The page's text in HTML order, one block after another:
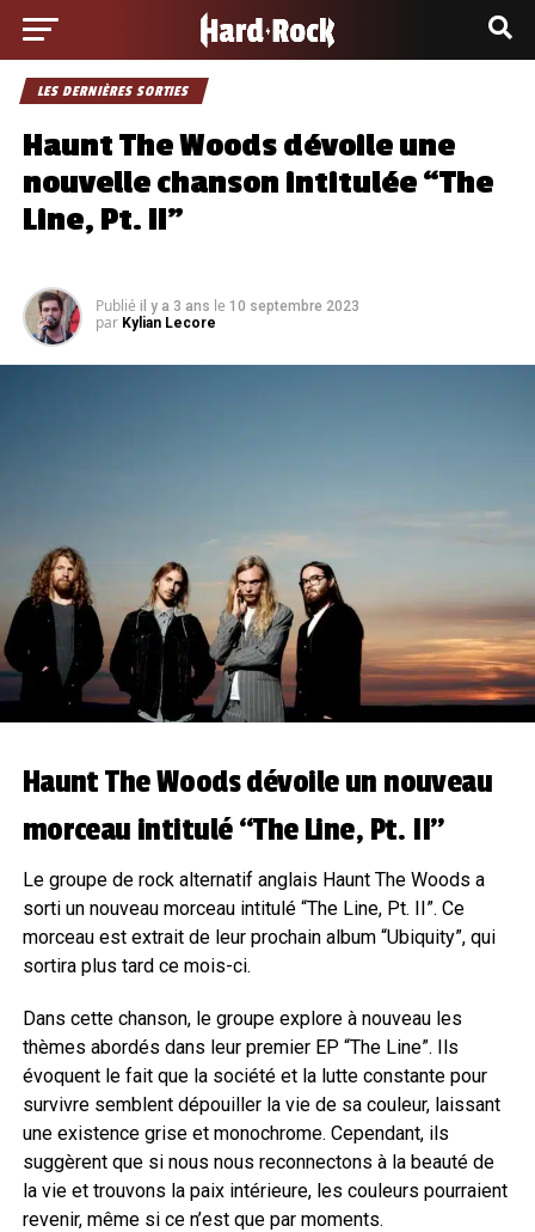
LES DERNIÈRES SORTIES
Haunt The Woods dévoile une
nouvelle chanson intitulée “The
Line, Pt. II”
Publié il y a 3 ans le 10 septembre 2023
par Kylian Lecore
Haunt The Woods dévoile un nouveau
morceau intitulé “The Line, Pt. II”
Le groupe de rock alternatif anglais Haunt The Woods a
sorti un nouveau morceau intitulé “The Line, Pt. II”. Ce
morceau est extrait de leur prochain album “Ubiquity”, qui
sortira plus tard ce mois-ci.
Dans cette chanson, le groupe explore à nouveau les
thèmes abordés dans leur premier EP “The Line”. Ils
évoquent le fait que la société et la lutte constante pour
survivre semblent dépouiller la vie de sa couleur, laissant
une existence grise et monochrome. Cependant, ils
suggèrent que si nous nous reconnectons à la beauté de
la vie et trouvons la paix intérieure, les couleurs pourraient
revenir, même si ce n’est que par moments.